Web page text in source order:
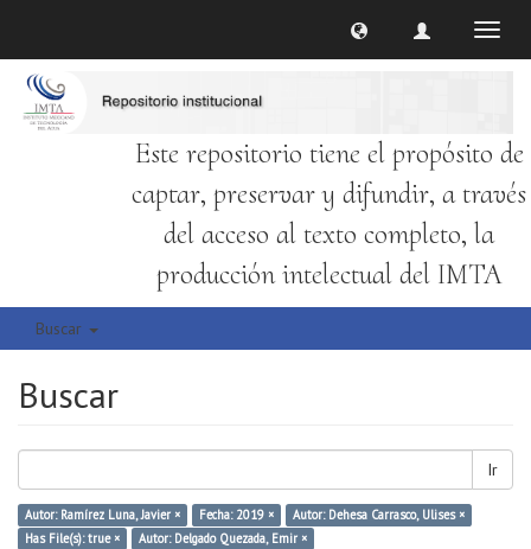
Este repositorio tiene el propósito de
captar, preservar y difundir, a través
del acceso al texto completo, la
producción intelectual del IMTA
Buscar
Buscar
Ir
Autor: Ramírez Luna, Javier × Fecha: 2019 ×
Autor: Dehesa Carrasco, Ulises ×
Has File(s): true ×
Autor: Delgado Quezada, Emir ×